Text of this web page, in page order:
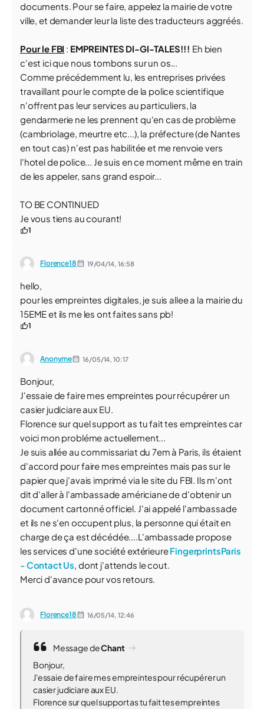
documents. Pour se faire, appelez la mairie de votre
ville, et demander leur la liste des traducteurs aggréés.
Pour le FBI : EMPREINTES DI-GI-TALES!!! Eh bien
c'est ici que nous tombons sur un os...
Comme précédemment lu, les entreprises privées
travaillant pour le compte de la police scientifique
n'offrent pas leur services au particuliers, la
gendarmerie ne les prennent qu'en cas de problème
(cambriolage, meurtre etc...), la préfecture (de Nantes
en tout cas) n'est pas habilitée et me renvoie vers
l'hotel de police... Je suis en ce moment même en train
de les appeler, sans grand espoir...
TO BE CONTINUED
Je vous tiens au courant!
1
Florence18 19/04/14, 16:58
hello,
pour les empreintes digitales, je suis allee a la mairie du
15EME et ils me les ont faites sans pb!
1
Anonyme 16/05/14,10:17
Bonjour,
J'essaie de faire mes empreintes pour récupérer un
casier judiciare aux EU.
Florence sur quel support as tu fait tes empreintes car
voici mon probléme actuellement...
Je suis allée au commissariat du 7em à Paris, ils étaient
d'accord pour faire mes empreintes mais pas sur le
papier que j'avais imprimé via le site du FBI. Ils m'ont
dit d'aller à l'ambassade américiane de d'obtenir un
document cartonné officiel. J'ai appelé l'ambassade
et ils ne s'en occupent plus, la personne qui était en
charge de ça est décédée....L'ambassade propose
les services d'une société extérieureFingerprintsParis
- Contact Us, dont j'attends le cout.
Merci d'avance pour vos retours.
Florence18 16/05/14, 12:46
Message deChant
Bonjour,
J'essaie de faire mes empreintes pour récupérer un
casier judiciare aux EU.
Florence sur quel support as tu fait tes empreintes